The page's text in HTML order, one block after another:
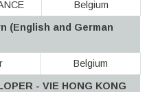
Belgium
(English and German
Belgium
- VIE HONG KONG